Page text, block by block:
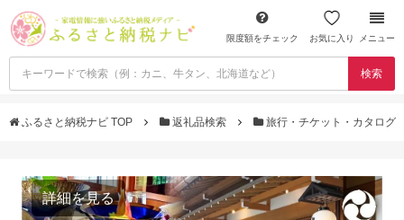
限度額をチェック お気に入り メニュー
検索
ふるさと納税ナビ TOP 返礼品検索 旅行・チケット・カタログ
詳細を見る